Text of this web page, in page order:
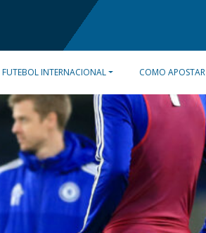
FUTEBOL INTERNACIONAL COMO APOSTAR